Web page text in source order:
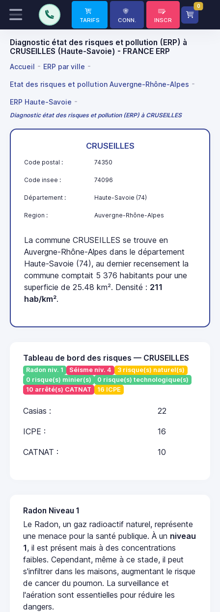
TARIFS CONN. INSCR
0
Diagnostic état des risques et pollution (ERP) à
CRUSEILLES (Haute-Savoie) - FRANCE ERP
Accueil ERP par ville
Etat des risques et pollution Auvergne-Rhône-Alpes
ERP Haute-Savoie
Diagnostic état des risques et pollution (ERP) à CRUSEILLES
CRUSEILLES
Code postal : 74350
Code insee : 74096
Département : Haute-Savoie (74)
Region : Auvergne-Rhône-Alpes
La commune CRUSEILLES se trouve en
Auvergne-Rhône-Alpes dans le département
Haute-Savoie (74), au dernier recensement la
commune comptait 5 376 habitants pour une
superficie de 25.48 km². Densité : 211
hab/km².
Tableau de bord des risques — CRUSEILLES
Radon niv. 1 Séisme niv. 4
3 risque(s) naturel(s)
0 risque(s) minier(s)
0 risque(s) technologique(s)
10 arrêté(s) CATNAT
16 ICPE
Casias : 22
ICPE : 16
CATNAT : 10
Radon Niveau 1
Le Radon, un gaz radioactif naturel, représente
une menace pour la santé publique. À un niveau
1, il est présent mais à des concentrations
faibles. Cependant, même à ce stade, il peut
s'infiltrer dans les maisons, augmentant le risque
de cancer du poumon. La surveillance et
l'aération sont essentielles pour réduire les
dangers.